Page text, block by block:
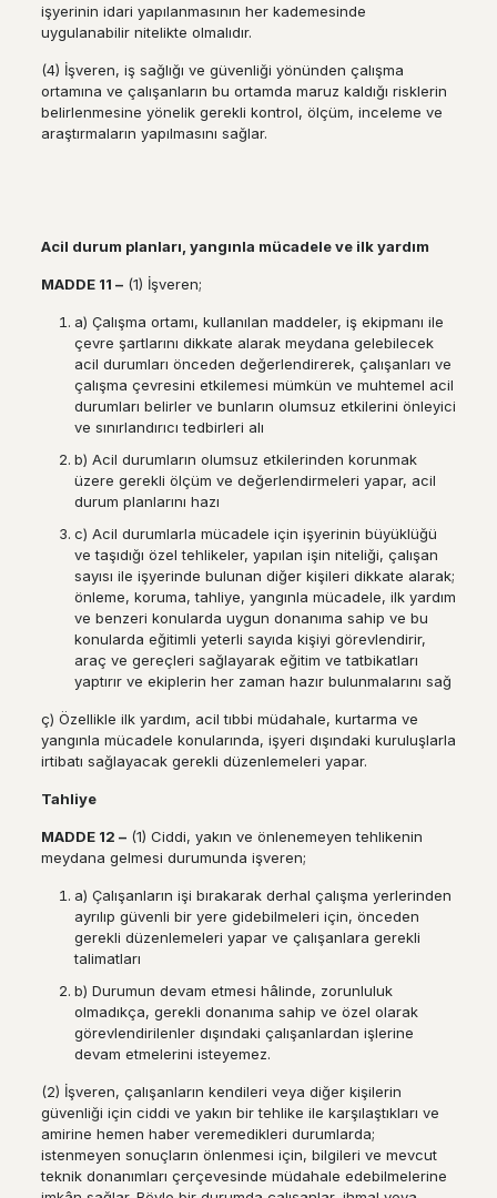
işyerinin idari yapılanmasının her kademesinde
uygulanabilir nitelikte olmalıdır.
(4) İşveren, iş sağlığı ve güvenliği yönünden çalışma
ortamına ve çalışanların bu ortamda maruz kaldığı risklerin
belirlenmesine yönelik gerekli kontrol, ölçüm, inceleme ve
araştırmaların yapılmasını sağlar.
Acil durum planları , yangınla mücadele ve ilk yardım
MADDE 11 –(1) İşveren;
a) Çalışma ortamı, kullanılan maddeler, iş ekipmanı ile
çevre şartlarını dikkate alarak meydana gelebilecek
acil durumları önceden değerlendirerek, çalışanları ve
çalışma çevresini etkilemesi mümkün ve muhtemel acil
durumları belirler ve bunların olumsuz etkilerini önleyici
ve sınırlandırıcı tedbirleri alı
b) Acil durumların olumsuz etkilerinden korunmak
üzere gerekli ölçüm ve değerlendirmeleri yapar, acil
durum planlarını hazı
c) Acil durumlarla mücadele için işyerinin büyüklüğü
ve taşıdığı özel tehlikeler, yapılan işin niteliği, çalışan
sayısı ile işyerinde bulunan diğer kişileri dikkate alarak;
önleme, koruma, tahliye, yangınla mücadele, ilk yardım
ve benzeri konularda uygun donanıma sahip ve bu
konularda eğitimli yeterli sayıda kişiyi görevlendirir,
araç ve gereçleri sağlayarak eğitim ve tatbikatları
yaptırır ve ekiplerin her zaman hazır bulunmalarını sağ
ç) Özellikle ilk yardım, acil tıbbi müdahale, kurtarma ve
yangınla mücadele konularında, işyeri dışındaki kuruluşlarla
irtibatı sağlayacak gerekli düzenlemeleri yapar.
Tahliye
MADDE 12 –(1) Ciddi, yakın ve önlenemeyen tehlikenin
meydana gelmesi durumunda işveren;
a) Çalışanların işi bırakarak derhal çalışma yerlerinden
ayrılıp güvenli bir yere gidebilmeleri için, önceden
gerekli düzenlemeleri yapar ve çalışanlara gerekli
talimatları
b) Durumun devam etmesi hâlinde, zorunluluk
olmadıkça, gerekli donanıma sahip ve özel olarak
görevlendirilenler dışındaki çalışanlardan işlerine
devam etmelerini isteyemez.
(2) İşveren, çalışanların kendileri veya diğer kişilerin
güvenliği için ciddi ve yakın bir tehlike ile karşılaştıkları ve
amirine hemen haber veremedikleri durumlarda;
istenmeyen sonuçların önlenmesi için, bilgileri ve mevcut
teknik donanımları çerçevesinde müdahale edebilmelerine